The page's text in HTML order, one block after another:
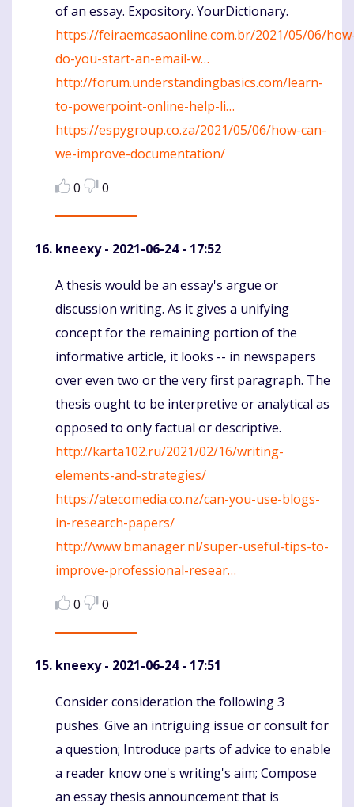
of an essay. Expository. YourDictionary.
https://feiraemcasaonline.com.br/2021/05/06/
do-you-start-an-email-w…
http://forum.understandingbasics.com/learn-
to-powerpoint-online-help-li…
https://espygroup.co.za/2021/05/06/how-can-
we-improve-documentation/
0
0
kneexy- 2021-06-24 - 17:52
Komentaras
A thesis would be an essay's argue or
discussion writing. As it gives a unifying
concept for the remaining portion of the
informative article, it looks -- in newspapers
over even two or the very first paragraph. The
thesis ought to be interpretive or analytical as
opposed to only factual or descriptive.
http://karta102.ru/2021/02/16/writing-
elements-and-strategies/
https://atecomedia.co.nz/can-you-use-blogs-
in-research-papers/
http://www.bmanager.nl/super-useful-tips-to-
improve-professional-resear…
0
0
kneexy- 2021-06-24 - 17:51
Komentaras
Consider consideration the following 3
pushes. Give an intriguing issue or consult for
a question; Introduce parts of advice to enable
a reader know one's writing's aim; Compose
an essay thesis announcement that is